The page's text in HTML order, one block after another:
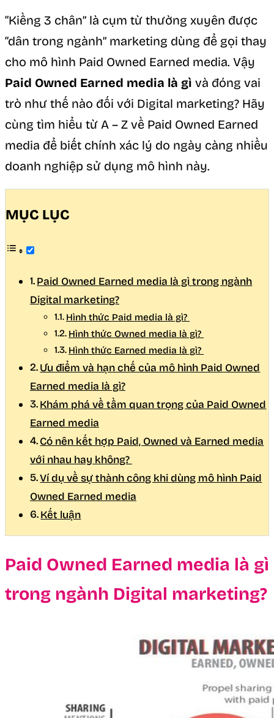
“Kiềng 3 chân” là cụm từ thường xuyên được
“dân trong ngành” marketing dùng để gọi thay
cho mô hình Paid Owned Earned media. Vậy
Paid Owned Earned media là gì và đóng vai
trò như thế nào đối với Digital marketing? Hãy
cùng tìm hiểu từ A – Z về Paid Owned Earned
media để biết chính xác lý do ngày càng nhiều
doanh nghiệp sử dụng mô hình này.
MỤC LỤC
Paid Owned Earned media là gì trong ngành
Digital marketing?
Hình thức Paid media là gì?
Hình thức Owned media là gì?
Hình thức Earned media là gì?
Ưu điểm và hạn chế của mô hình Paid Owned
Earned media là gì?
Khám phá về tầm quan trọng của Paid Owned
Earned media
Có nên kết hợp Paid, Owned và Earned media
với nhau hay không?
Ví dụ về sự thành công khi dùng mô hình Paid
Owned Earned media
Kết luận
Paid Owned Earned media là gì
trong ngành Digital marketing?